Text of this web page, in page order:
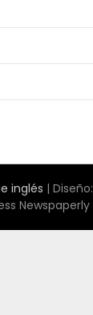
inglés | Diseño:
Newspaperly